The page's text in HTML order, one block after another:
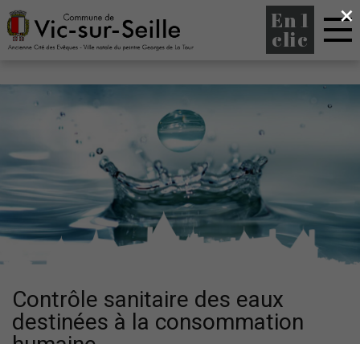
En 1
clic
Contrôle sanitaire des eaux
destinées à la consommation
×